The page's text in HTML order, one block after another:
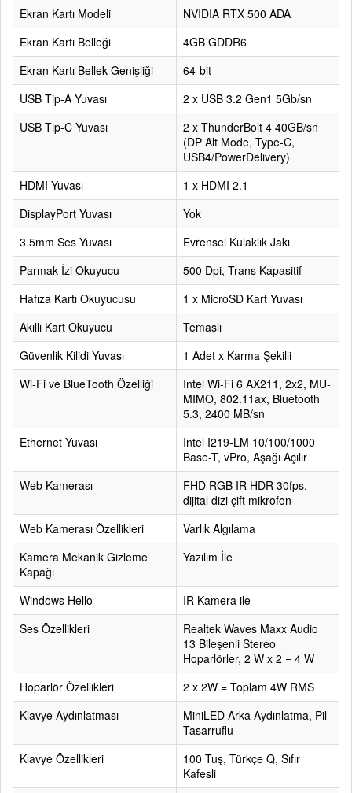
Ekran Kartı Modeli
NVIDIA RTX 500 ADA
Ekran Kartı Belleği
4GB GDDR6
Ekran Kartı Bellek Genişliği
64-bit
USB Tip-A Yuvası
2 x USB 3.2 Gen1 5Gb/sn
USB Tip-C Yuvası
2 x ThunderBolt 4 40GB/sn
(DP Alt Mode, Type-C,
USB4/PowerDelivery)
HDMI Yuvası
1 x HDMI 2.1
DisplayPort Yuvası
Yok
3.5mm Ses Yuvası
Evrensel Kulaklık Jakı
Parmak İzi Okuyucu
500 Dpi, Trans Kapasitif
Hafıza Kartı Okuyucusu
1 x MicroSD Kart Yuvası
Akıllı Kart Okuyucu
Temaslı
Güvenlik Kilidi Yuvası
1 Adet x Karma Şekilli
Wi-Fi ve BlueTooth Özelliği
Intel Wi-Fi 6 AX211, 2x2, MU-
MIMO, 802.11ax, Bluetooth
5.3, 2400 MB/sn
Ethernet Yuvası
Intel I219-LM 10/100/1000
Base-T, vPro, Aşağı Açılır
Web Kamerası
FHD RGB IR HDR 30fps,
dijital dizi çift mikrofon
Web Kamerası Özellikleri
Varlık Algılama
Kamera Mekanik Gizleme
Kapağı
Yazılım İle
Windows Hello
IR Kamera ile
Ses Özellikleri
Realtek Waves Maxx Audio
13 Bileşenli Stereo
Hoparlörler, 2 W x 2 = 4 W
Hoparlör Özellikleri
2 x 2W = Toplam 4W RMS
Klavye Aydınlatması
MiniLED Arka Aydınlatma, Pil
Tasarruflu
Klavye Özellikleri
100 Tuş, Türkçe Q, Sıfır
Kafesli